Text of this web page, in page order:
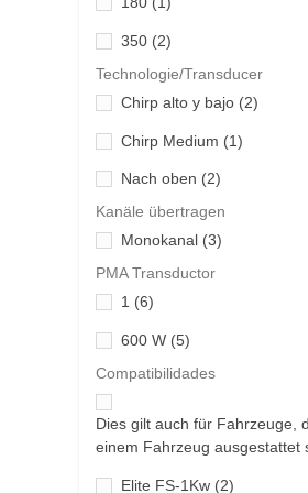
Magbite(1)
Major Craft(23)
Maria(1)
Megajig(7)
Momoi
Monster Fishing
Mustad(3)
Navionics(1)
Noeby(1)
Einfädler
Elektromotor
Elektroventilator (1)
Emaille (2)
Erheber
escarpin(2)
Fadenhalter(1)
Feuerlöscher
Filament (39)
350 (2)
Technologie/Transducer
Chirp alto y bajo (2)
Chirp Medium (1)
Nach oben (2)
Kanäle übertragen
Monokanal (3)
PMA Transductor
1 (6)
600 W (5)
Compatibilidades
Dies gilt auch für Fahrzeuge,
einem Fahrzeug ausgestattet
Elite FS-1Kw (2)